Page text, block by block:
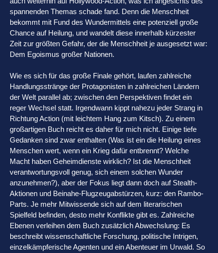
spannenden Themas schade fand. Denn die Menschheit
bekommt mit Fund des Wundermittels eine potenziell große
Chance auf Heilung, und wandelt diese innerhalb kürzester
Zeit zur größten Gefahr, der die Menschheit je ausgesetzt war:
Dem Egoismus großer Nationen.
Wie es sich für das große Finale gehört, laufen zahlreiche
Handlungsstränge der Protagonisten in zahlreichen Ländern
der Welt parallel ab; zwischen den Perspektiven findet ein
reger Wechsel statt. Irgendwann kippt nahezu jeder Strang in
Richtung Action (mit leichtem Hang zum Kitsch). Zu einem
großartigen Buch reicht es daher für mich nicht. Einige tiefe
Gedanken sind zwar enthalten (Was ist ein die Heilung eines
Menschen wert, wenn ein Krieg dafür entbrennt? Welche
Macht haben Geheimdienste wirklich? Ist die Menschheit
verantwortungsvoll genug, sich einem solchen Wunder
anzunehmen?), aber der Fokus liegt dann doch auf Stealth-
Aktionen und Beinahe-Flugzeugabstürzen, kurz: den Rambo-
Parts. Je mehr Mitwissende sich auf dem literarischen
Spielfeld befinden, desto mehr Konflikte gibt es. Zahlreiche
Ebenen verleihen dem Buch zusätzlich Abwechslung: Es
beschreibt wissenschaftliche Forschung, politische Intrigen,
einzelkämpferische Agenten und ein Abenteuer im Urwald. So